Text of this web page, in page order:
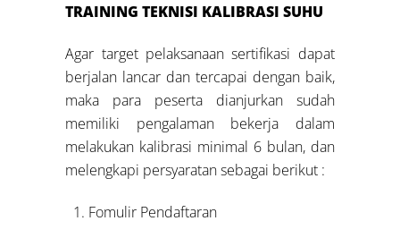
TRAININGTEKNISI KALIBRASI SUHU
Agar target pelaksanaan sertifikasi dapat
berjalan lancar dan tercapai dengan baik,
maka para peserta dianjurkan sudah
memiliki pengalaman bekerja dalam
melakukan kalibrasi minimal 6 bulan, dan
melengkapi persyaratan sebagai berikut :
Fomulir Pendaftaran